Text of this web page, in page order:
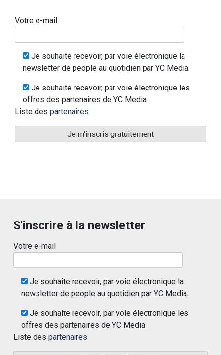
Votre e-mail
Je souhaite recevoir, par voie électronique la
newsletter de people au quotidien par YC Media.
Je souhaite recevoir, par voie électronique les
offres des partenaires de YC Media
Liste des partenaires
S'inscrire à la newsletter
Votre e-mail
Je souhaite recevoir, par voie électronique la
newsletter de people au quotidien par YC Media.
Je souhaite recevoir, par voie électronique les
offres des partenaires de YC Media
Liste des partenaires